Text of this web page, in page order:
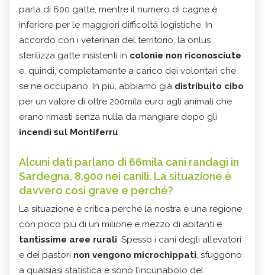
parla di 600 gatte, mentre il numero di cagne è
inferiore per le maggiori difficoltà logistiche. In
accordo con i veterinari del territorio, la onlus
sterilizza gatte insistenti in colonie non riconosciute
e, quindi, completamente a carico dei volontari che
se ne occupano. In più, abbiamo già distribuito cibo
per un valore di oltre 200mila euro agli animali che
erano rimasti senza nulla da mangiare dopo gli
incendi sul Montiferru.
Alcuni dati parlano di 66mila cani randagi in
Sardegna, 8.900 nei canili. La situazione è
davvero così grave e perché?
La situazione è critica perché la nostra è una regione
con poco più di un milione e mezzo di abitanti e
tantissime aree rurali. Spesso i cani degli allevatori
e dei pastori non vengono microchippati, sfuggono
a qualsiasi statistica e sono l’incunabolo del